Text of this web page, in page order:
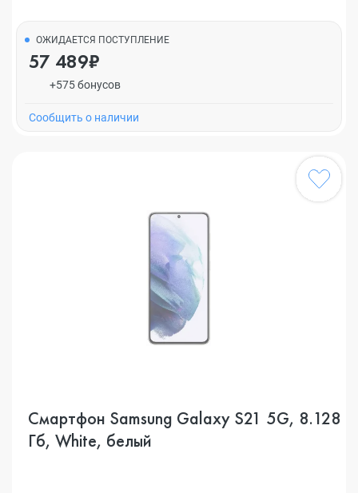
ОЖИДАЕТСЯ ПОСТУПЛЕНИЕ
57 489₽
+575 бонусов
Cообщить о наличии
Смартфон Samsung Galaxy S21 5G, 8.128
Гб, White, белый